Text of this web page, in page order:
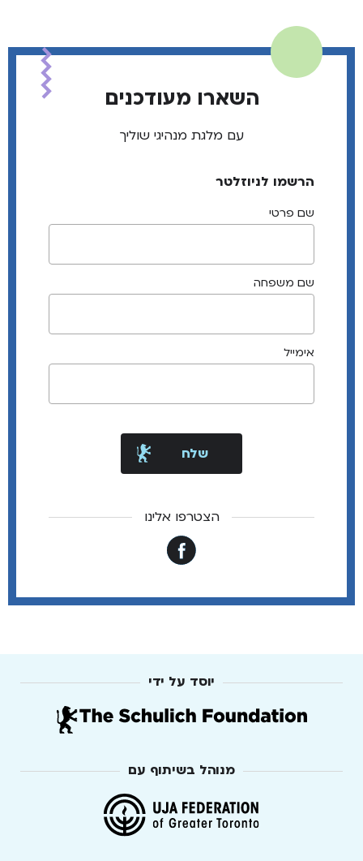
השארו מעודכנים
עם מלגת מנהיגי שוליך
הרשמו לניוזלטר
שם פרטי
שם משפחה
אימייל
הצטרפו אלינו
יוסד על ידי
מנוהל בשיתוף עם